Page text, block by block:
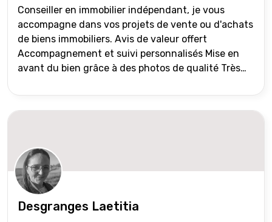
Conseiller en immobilier indépendant, je vous
accompagne dans vos projets de vente ou d'achats
de biens immobiliers. Avis de valeur offert
Accompagnement et suivi personnalisés Mise en
avant du bien grâce à des photos de qualité Très
international) Validation du financement des
acquéreurs auprès de partenaires financiers
réseau Iad France et Iad Deutschland Inter agence
Desgranges Laetitia